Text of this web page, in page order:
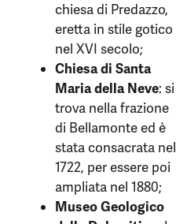
chiesa di Predazzo,
eretta in stile gotico
nel XVI secolo;
Chiesa di Santa
Maria della Neve: si
trova nella frazione
di Bellamonte ed è
stata consacrata nel
1722, per essere poi
ampliata nel 1880;
Museo Geologico